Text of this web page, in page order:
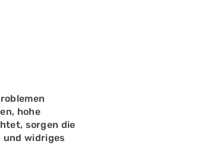
hohe
sorgen die
und widriges